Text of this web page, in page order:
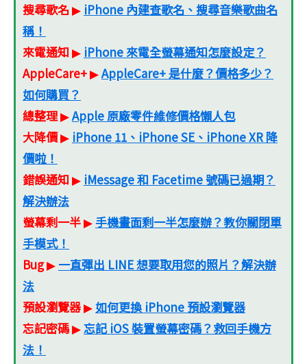
搜尋歌名▶ iPhone 內建查歌名、搜尋音樂歌曲名
稱！
來電通知 ▶ iPhone 來電全螢幕通知怎麼設定？
AppleCare+▶AppleCare+ 是什麼？價格多少？
如何購買？
總整理▶Apple 原廠零件維修價格懶人包
大降價▶ iPhone 11、iPhone SE、iPhone XR 降
價啦！
錯誤通知 ▶ iMessage 和 Facetime 號碼已過期？
解決辦法
螢幕剩一半▶ 手機畫面剩一半怎麼辦？教你關閉單
手模式！
Bug▶ 一直彈出 LINE 想要取用您的照片？解決辦
法
預設瀏覽器▶ 如何更換 iPhone 預設瀏覽器
忘記密碼▶忘記 iOS 裝置螢幕密碼？救回手機方
法！